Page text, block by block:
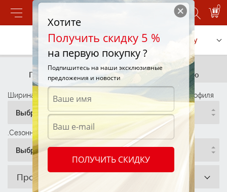
0
Позвонить Заказать услугу
Подбор шин
По параметрам
Подбор шин
По автомобилю
Ширина профиля
Выбрать
Высота Профиля
Выбрать
Диаметр Профиля
Выбрать
.Сезонность
Выбрать
Производитель
Хотите
Получить скидку 5 %
на первую покупку ?
Подпишитесь на наши эксклюзивные
предложения и новости
ПОЛУЧИТЬ СКИДКУ